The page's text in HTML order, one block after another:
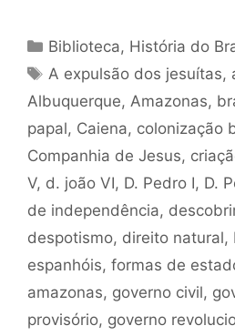
Categorias
Biblioteca, História do
Tags
A expulsão dos jesuítas,
Albuquerque, Amazonas,
papal, Caiena, colonização
Companhia de Jesus,
V, d. joão VI, D. Pedro I, D.
de independência,
despotismo, direito natural,
espanhóis, formas de
amazonas, governo civil,
provisório, governo